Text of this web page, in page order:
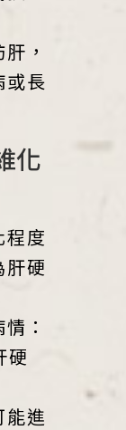
，
或長
化
度
硬
：
硬
進